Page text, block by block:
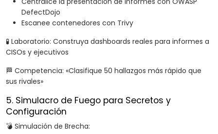
DefectDojo
Escanee contenedores con Trivy
🧪 Laboratorio: Construya dashboards reales para informes a
CISOs y ejecutivos
🏁 Competencia: «Clasifique 50 hallazgos más rápido que
sus rivales»
5. Simulacro de Fuego para Secretos y
Configuración
💣 Simulación de Brecha: